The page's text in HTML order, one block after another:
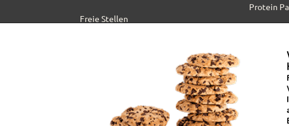
Freie Stellen
Datenschutzerklärung
Protein